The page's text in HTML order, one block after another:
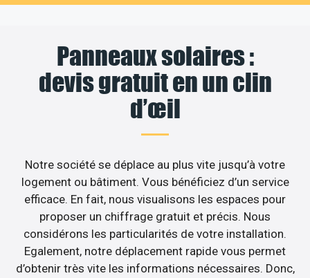
Panneaux solaires :
devis gratuit en un clin
d’œil
Notre société se déplace au plus vite jusqu’à votre
logement ou bâtiment. Vous bénéficiez d’un service
efficace. En fait, nous visualisons les espaces pour
proposer un chiffrage gratuit et précis. Nous
considérons les particularités de votre installation.
Egalement, notre déplacement rapide vous permet
d’obtenir très vite les informations nécessaires. Donc,